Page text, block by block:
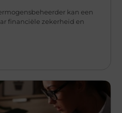
kan een
financiële zekerheid en